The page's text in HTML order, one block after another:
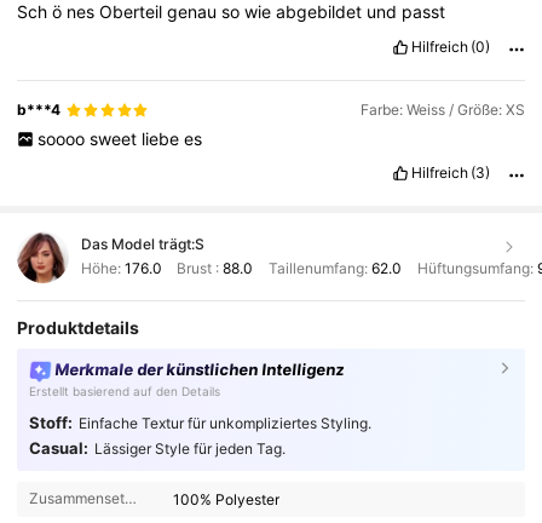
Schö nesOberteilgenausowieabgebildet und passt
Hilfreich (0)
b***4 Farbe: Weiss / Größe: XS
soooo sweet liebe es
Hilfreich (3)
Das Model trägt:S
Höhe: 176.0 Brust :88.0 Taillenumfang: 62.0 Hüftungsumfang:
Produktdetails
Merkmale der künstlichen Intelligenz
Erstellt basierend auf den Details
Stoff: Einfache Textur für unkompliziertes Styling.
Casual: Lässiger Style für jeden Tag.
Zusammensetzung: 100% Polyester